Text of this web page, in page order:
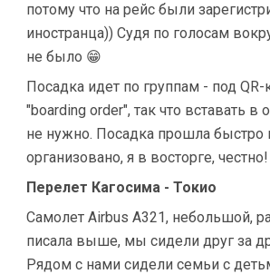
потому что на рейс были
иностранца)) Судя по голосам
не было 😁
Посадка идет по группам - под
"boarding order", так что вставать в
не нужно. Посадка прошла быстро
организовано, я в восторге, честно!
Перелет Кагосима - Токио
Самолет Airbus A321, небольшой,
писала выше, мы сидели друг за
Рядом с нами сидели семьи с